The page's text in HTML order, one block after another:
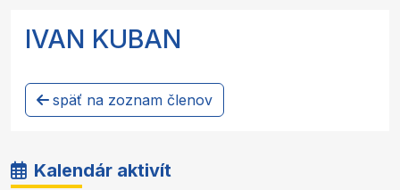
IVAN KUBAN
späť na zoznam členov
Kalendár aktivít